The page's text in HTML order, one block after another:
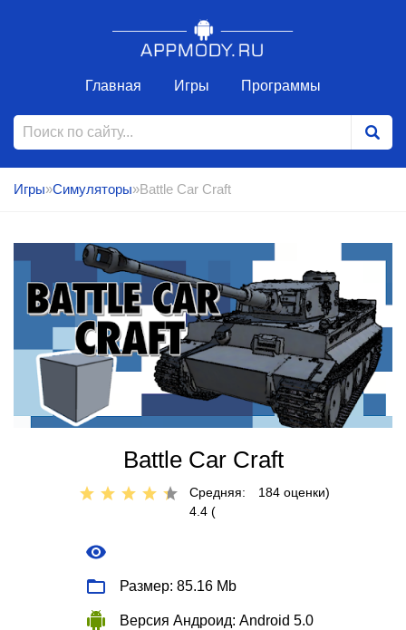
Главная Игры Программы
Игры»Симуляторы»Battle Car Craft
Battle Car Craft
Средняя:
4.4 (
184 оценки)
Размер: 85.16 Mb
Версия Андроид: Android 5.0